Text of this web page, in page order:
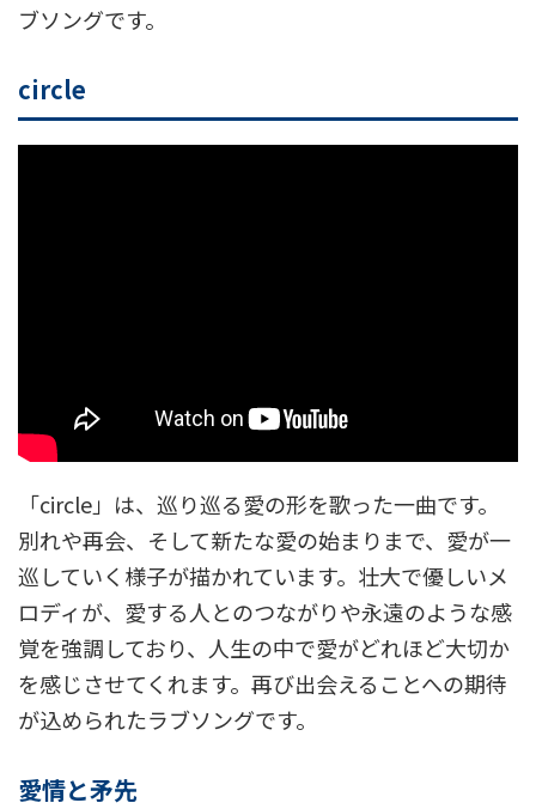
ブソングです。
circle
「circle」は、巡り巡る愛の形を歌った一曲です。
別れや再会、そして新たな愛の始まりまで、愛が一
巡していく様子が描かれています。壮大で優しいメ
ロディが、愛する人とのつながりや永遠のような感
覚を強調しており、人生の中で愛がどれほど大切か
を感じさせてくれます。再び出会えることへの期待
が込められたラブソングです。
愛情と矛先